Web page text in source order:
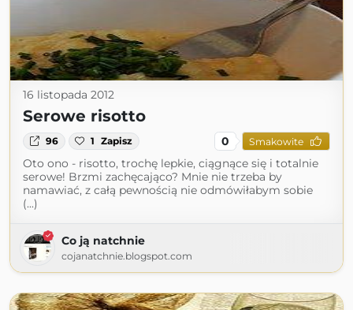
16 listopada 2012
Serowe risotto
96 1 Zapisz 0 Smakowite
Oto ono - risotto, trochę lepkie, ciągnące się i totalnie
serowe! Brzmi zachęcająco? Mnie nie trzeba by
namawiać, z całą pewnością nie odmówiłabym sobie
(...)
Co ją natchnie
cojanatchnie.blogspot.com